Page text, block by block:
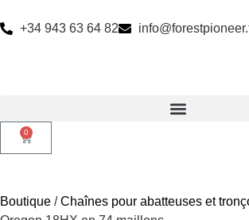
+34 943 63 64 82
0
Boutique /Chaînes pour abatteuses et